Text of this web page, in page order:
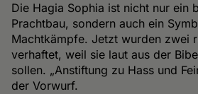
Die Hagia Sophia ist nicht nur ein
Prachtbau, sondern auch ein
Machtkämpfe. Jetzt wurden zwei
verhaftet, weil sie laut aus der
sollen. „Anstiftung zu Hass und
der Vorwurf.